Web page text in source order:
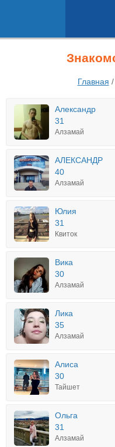
Главная /
Александр
31
Алзамай
АЛЕКСАНДР
40
Алзамай
Юлия
31
Квиток
Вика
30
Алзамай
Лика
35
Алзамай
Алиса
30
Тайшет
Ольга
31
Алзамай